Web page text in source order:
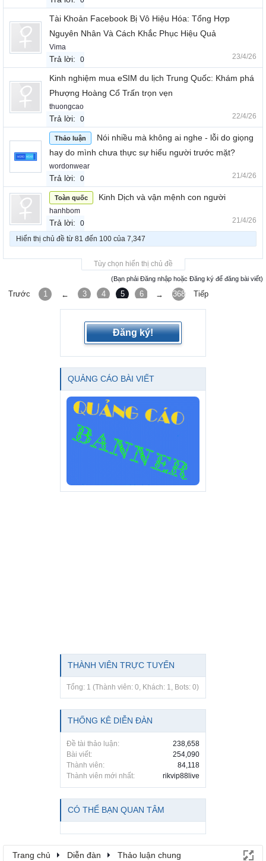
Tài Khoản Facebook Bị Vô Hiệu Hóa: Tổng Hợp
Nguyên Nhân Và Cách Khắc Phục Hiệu Quả
Vima
Trả lời: 0 23/4/26
Kinh nghiệm mua eSIM du lịch Trung Quốc: Khám phá
Phượng Hoàng Cổ Trấn trọn vẹn
thuongcao
Trả lời: 0 22/4/26
Thảo luận
Nói nhiều mà không ai nghe - lỗi do giọng
hay do mình chưa thực sự hiểu người trước mặt?
wordonwear
Trả lời: 0 21/4/26
Toàn quốc Kinh Dịch và vận mệnh con người
hanhbom
Trả lời: 0 21/4/26
Hiển thị chủ đề từ 81 đến 100 của 7,347
Tùy chọn hiển thị chủ đề
(Bạn phải Đăng nhập hoặc Đăng ký để đăng bài viết)
Trước 1 ← 3 4 5 6 7
→ 368 Tiếp
Đăng ký!
QUẢNG CÁO BÀI VIẾT
THÀNH VIÊN TRỰC TUYẾN
Tổng: 1 (Thành viên: 0, Khách: 1, Bots: 0)
THỐNG KÊ DIỄN ĐÀN
Đề tài thảo luận:
238,658
Bài viết:
254,090
Thành viên:
84,118
Thành viên mới nhất:
rikvip88live
CÓ THỂ BẠN QUAN TÂM
Trang chủ Diễn đàn Thảo luận chung